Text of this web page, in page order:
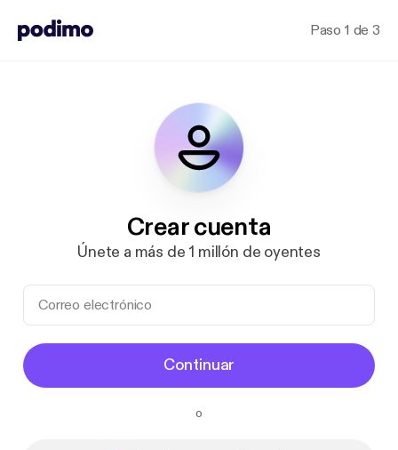
Paso 1 de 3
Crear cuenta
Únete a más de 1 millón de oyentes
Continuar
o